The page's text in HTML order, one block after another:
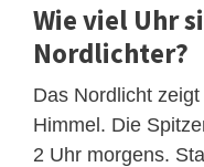
Wie viel Uhr
Nordlichter?
Das Nordlicht
Himmel. Die
2 Uhr morgens.